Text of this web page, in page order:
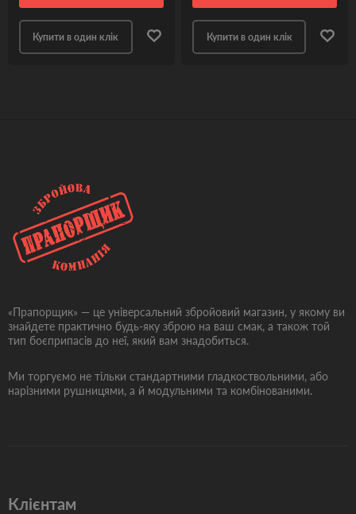
Купити в один клік Купити в один клік
«Прапорщик» — це універсальний збройовий магазин, у якому ви
знайдете практично будь-яку зброю на ваш смак, а також той
тип боєприпасів до неї, який вам знадобиться.
Ми торгуємо не тільки стандартними гладкоствольними, або
нарізними рушницями, а й модульними та комбінованими.
Клієнтам